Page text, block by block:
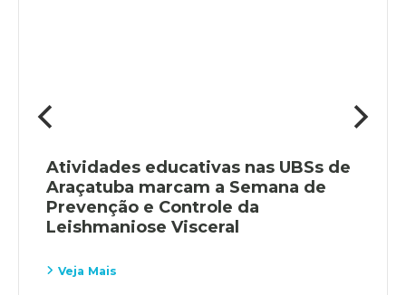
Atividades educativas nas UBSs de
Araçatuba marcam a Semana de
Prevenção e Controle da
Leishmaniose Visceral
Veja Mais